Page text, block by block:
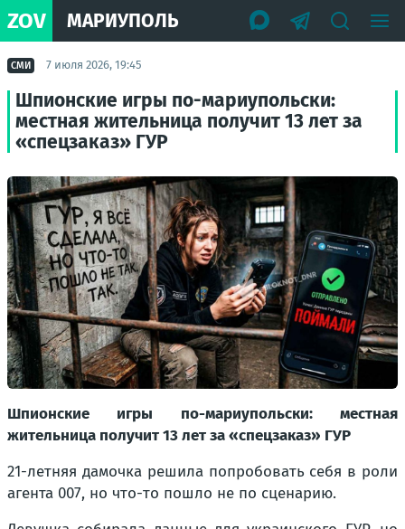
ZOV МАРИУПОЛЬ
СМИ 7 июля 2026, 19:45
Шпионские игры по-мариупольски:
местная жительница получит 13 лет за
«спецзаказ» ГУР
Шпионские игры по-мариупольски: местная
жительница получит 13 лет за «спецзаказ» ГУР
21-летняя дамочка решила попробовать себя в роли
агента 007, но что-то пошло не по сценарию.